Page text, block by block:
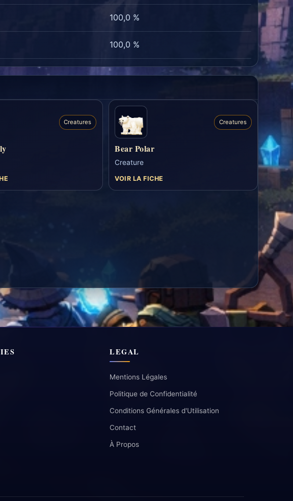
100,0 %
100,0 %
Creatures Creatures
Bear Polar
Creature
VOIR LA FICHE
LEGAL
Mentions Légales
Politique de Confidentialité
Conditions Générales d'Utilisation
Contact
À Propos